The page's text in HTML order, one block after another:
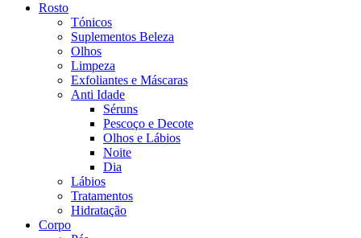
Rosto
Tónicos
Suplementos Beleza
Olhos
Limpeza
Exfoliantes e Máscaras
Anti Idade
Séruns
Pescoço e Decote
Olhos e Lábios
Noite
Dia
Lábios
Tratamentos
Hidratação
Corpo